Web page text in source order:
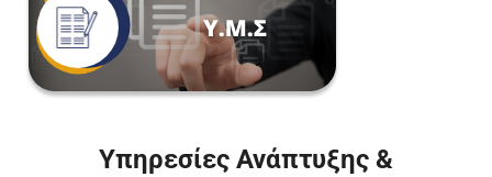
Υπηρεσίες Ανάπτυξης &